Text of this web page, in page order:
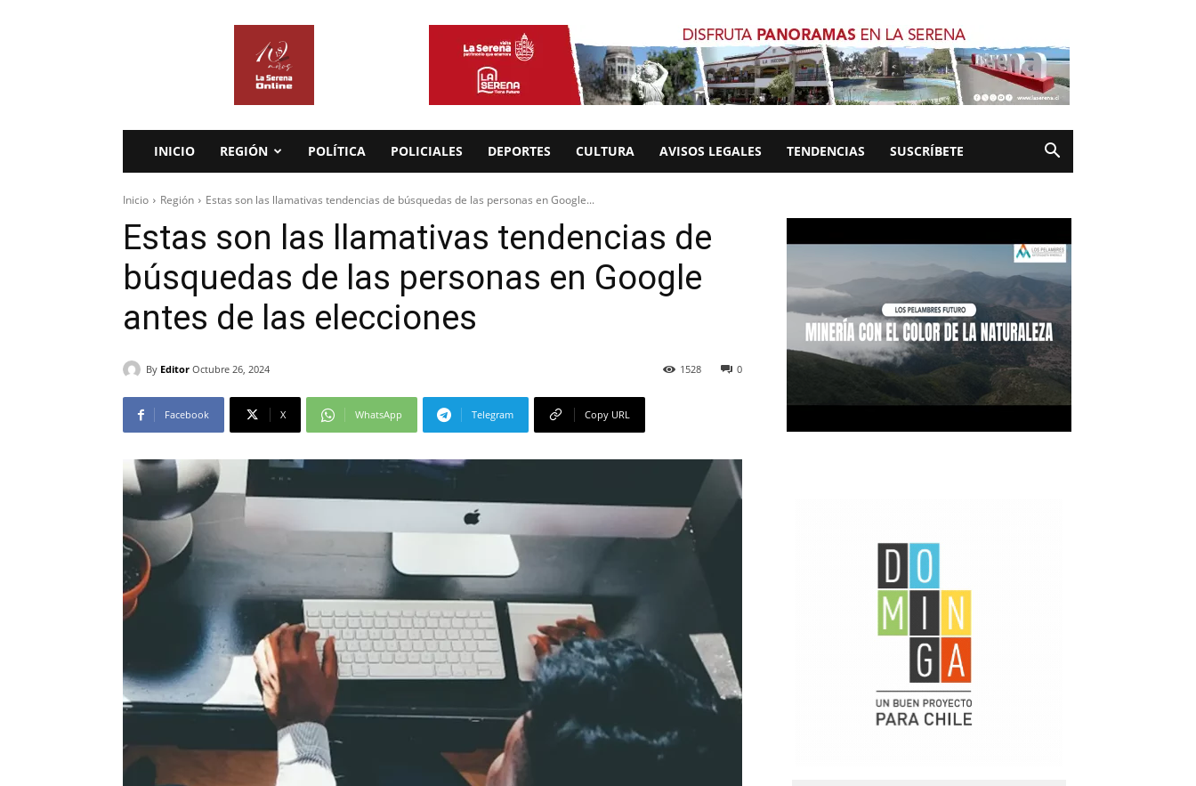
INICIO REGIÓN POLÍTICA POLICIALES DEPORTES CULTURA AVISOS LEGALES TENDENCIAS SUSCRÍBETE
Inicio Región Estas son las llamativas tendencias de búsquedas de las personas en Google...
Estas son las llamativas tendencias de
búsquedas de las personas en Google
antes de las elecciones
By Editor Octubre 26, 2024 0
1528
Facebook X WhatsApp Telegram Copy URL